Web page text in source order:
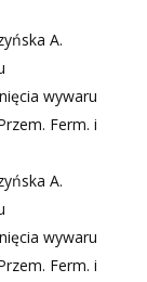
A.
wywaru
Ferm. i
A.
wywaru
Ferm. i